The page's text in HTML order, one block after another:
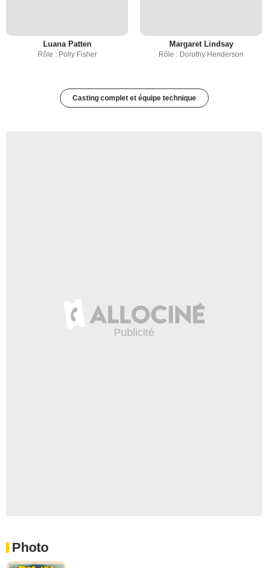
Luana Patten
Rôle : Polly Fisher
Margaret Lindsay
Rôle : Dorothy Henderson
Casting complet et équipe technique
Photo